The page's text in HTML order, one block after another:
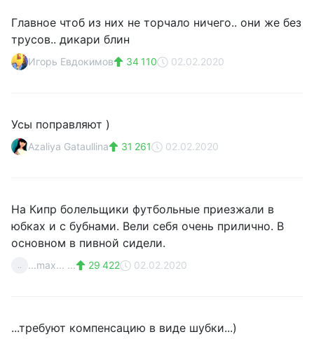
Главное чтоб из них не торчало ничего.. они же без
трусов.. дикари блин
Игорь Евдокимов 34 110 02.02.2020
Усы поправляют )
Azaliya Gataullina 31 261 02.02.2020
На Кипр болельщики футбольные приезжали в
юбках и с бубнами. Вели себя очень прилично. В
основном в пивной сидели.
.. ...max... ... 29 422 02.02.2020
...требуют компенсацию в виде шубки...)